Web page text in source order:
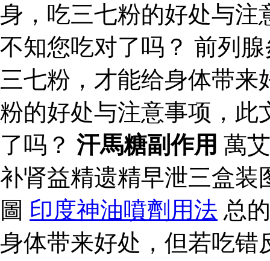
身，吃三七粉的好处与注
不知您吃对了吗？ 前列
三七粉，才能给身体带
粉的好处与注意事项，此
了吗？ 汗馬糖副作用 萬
补肾益精遗精早泄三盒装
圖 印度神油噴劑用法 总
身体带来好处，但若吃错